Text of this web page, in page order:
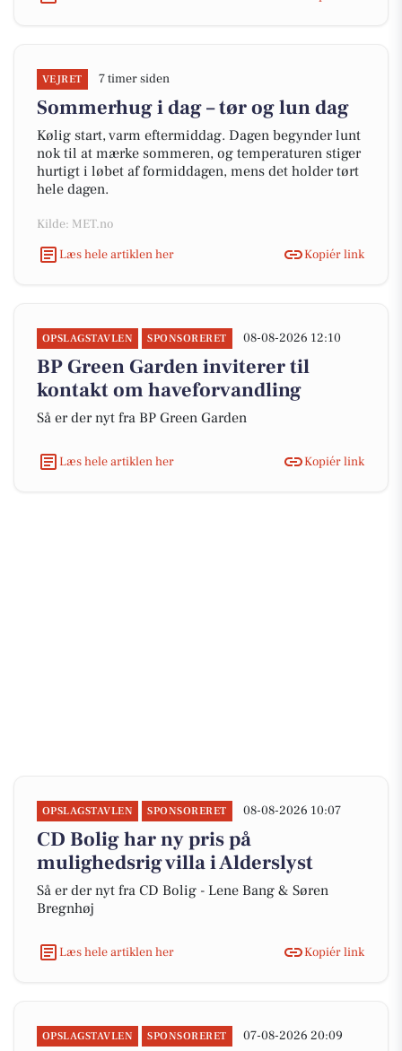
VEJRET 7 timer siden
Sommerhug i dag – tør og lun dag
Kølig start, varm eftermiddag. Dagen begynder lunt
nok til at mærke sommeren, og temperaturen stiger
hurtigt i løbet af formiddagen, mens det holder tørt
hele dagen.
Kilde: MET.no
Læs hele artiklen her
Kopiér link
OPSLAGSTAVLEN SPONSORERET 08-08-2026 12:10
BP Green Garden inviterer til
kontakt om haveforvandling
Så er der nyt fra BP Green Garden
Læs hele artiklen her Kopiér link
OPSLAGSTAVLEN SPONSORERET 08-08-2026 10:07
CD Bolig har ny pris på
mulighedsrig villa i Alderslyst
Så er der nyt fra CD Bolig - Lene Bang & Søren
Bregnhøj
Læs hele artiklen her Kopiér link
OPSLAGSTAVLEN SPONSORERET 07-08-2026 20:09